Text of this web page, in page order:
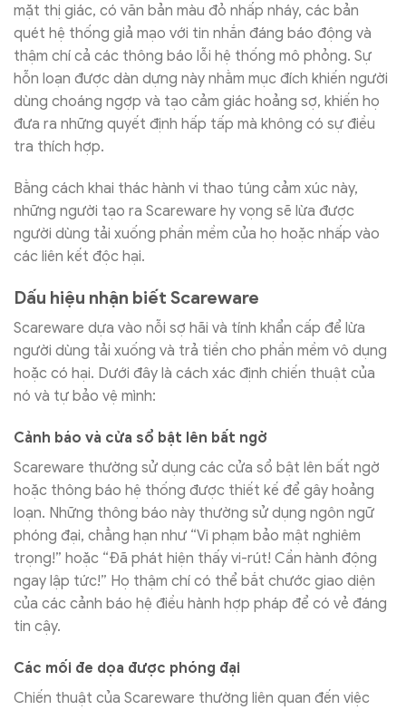
mặt thị giác, có văn bản màu đỏ nhấp nháy, các bản
quét hệ thống giả mạo với tin nhắn đáng báo động và
thậm chí cả các thông báo lỗi hệ thống mô phỏng. Sự
hỗn loạn được dàn dựng này nhằm mục đích khiến người
dùng choáng ngợp và tạo cảm giác hoảng sợ, khiến họ
đưa ra những quyết định hấp tấp mà không có sự điều
tra thích hợp.
Bằng cách khai thác hành vi thao túng cảm xúc này,
những người tạo ra Scareware hy vọng sẽ lừa được
người dùng tải xuống phần mềm của họ hoặc nhấp vào
các liên kết độc hại.
Dấu hiệu nhận biết Scareware
Scareware dựa vào nỗi sợ hãi và tính khẩn cấp để lừa
người dùng tải xuống và trả tiền cho phần mềm vô dụng
hoặc có hại. Dưới đây là cách xác định chiến thuật của
nó và tự bảo vệ mình:
Cảnh báo và cửa sổ bật lên bất ngờ
Scareware thường sử dụng các cửa sổ bật lên bất ngờ
hoặc thông báo hệ thống được thiết kế để gây hoảng
loạn. Những thông báo này thường sử dụng ngôn ngữ
phóng đại, chẳng hạn như “Vi phạm bảo mật nghiêm
trọng!” hoặc “Đã phát hiện thấy vi-rút! Cần hành động
ngay lập tức!” Họ thậm chí có thể bắt chước giao diện
của các cảnh báo hệ điều hành hợp pháp để có vẻ đáng
tin cậy.
Các mối đe dọa được phóng đại
Chiến thuật của Scareware thường liên quan đến việc